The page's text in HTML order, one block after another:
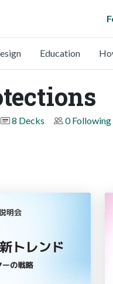
Education
8 Decks 0 Following